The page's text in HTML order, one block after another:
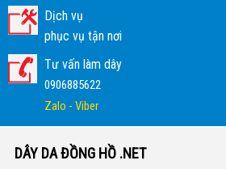
Dịch vụ
phục vụ tận nơi
Tư vấn làm dây
0906885622
Zalo - Viber
DÂY DA ĐỒNG HỒ .NET